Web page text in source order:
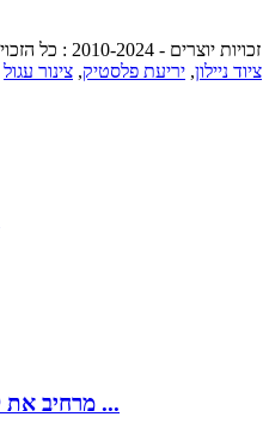
© זכויות יוצרים - 2010-2024 : כל הזכויות שמורות.
ציוד ניילון, יריעת פלסטיק, צינור עגול
Quadrant מרחיב את קו המוצרים כך שיכלול ...